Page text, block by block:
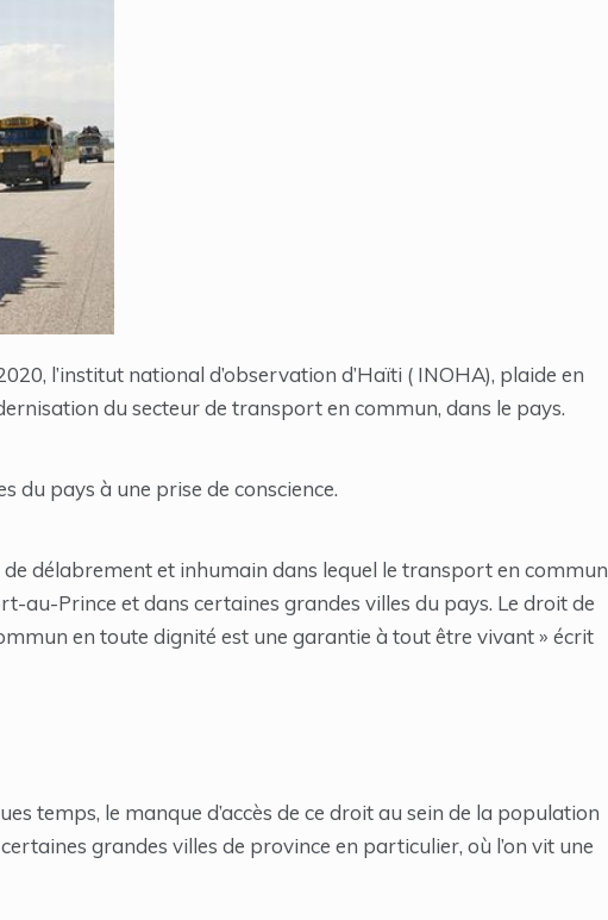
l’institut national d’observation d’Haïti ( INOHA), plaide en
du secteur de transport en commun, dans le pays.
du pays à une prise de conscience.
délabrement et inhumain dans lequel le transport en commun
au-Prince et dans certaines grandes villes du pays. Le droit de
en toute dignité est une garantie à tout être vivant » écrit
temps, le manque d’accès de ce droit au sein de la population
grandes villes de province en particulier, où l’on vit une